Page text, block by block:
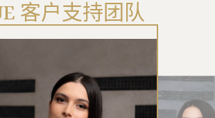
客户支持团队